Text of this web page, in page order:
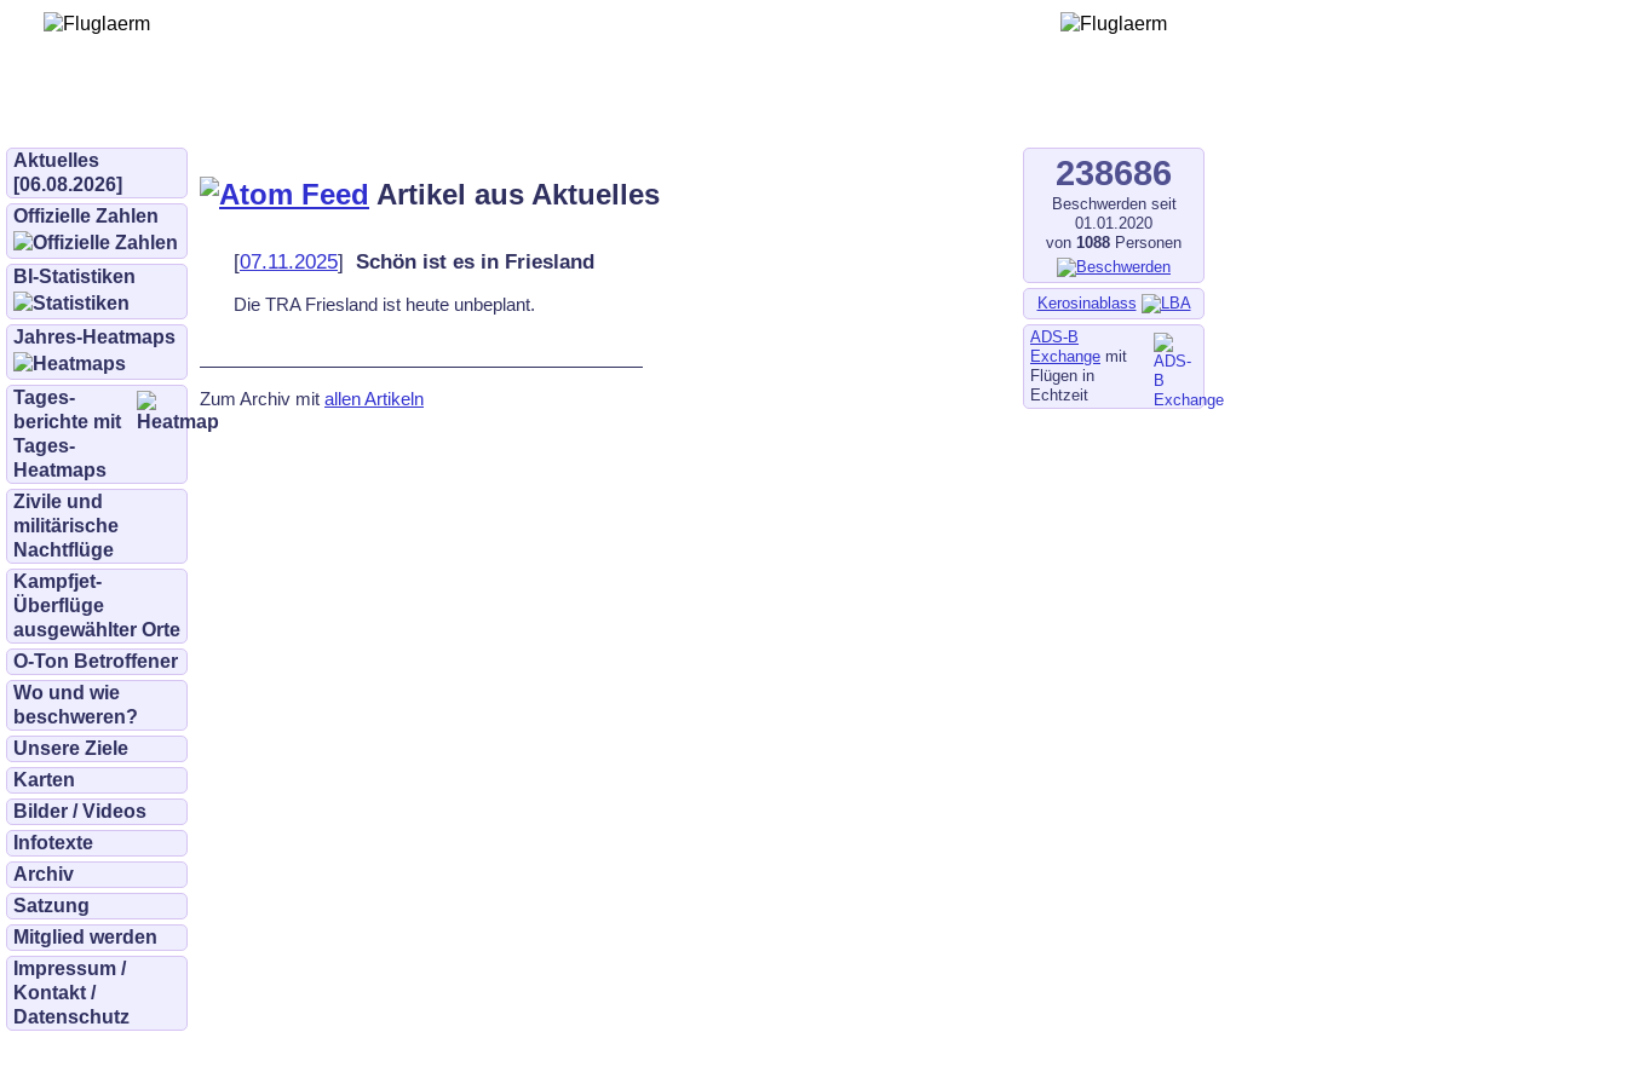
Aktuelles
[06.08.2026]
Offizielle Zahlen
BI-Statistiken
Jahres-Heatmaps
Tages­
berichte mit
Tages-
Heatmaps
Zivile und
militärische
Nachtflüge
Kampfjet-
Überflüge
ausgewählter Orte
O-Ton Betroffener
Wo und wie
beschweren?
Unsere Ziele
Karten
Bilder / Videos
Infotexte
Archiv
Satzung
Mitglied werden
Impressum /
Kontakt /
Datenschutz
Artikel aus Aktuelles
[07.11.2025] Schön ist es in Friesland
Die TRA Fries­land ist heu­te un­be­plant.
Zum Archiv mit allen Artikeln
238686
Beschwerden seit
01.01.2020
von 1088 Personen
Kerosinablass
ADS-B
Exchange mit
Flügen in
Echtzeit